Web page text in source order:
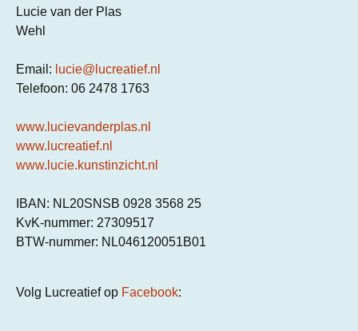
Lucie van der Plas
Wehl
Email: lucie@lucreatief.nl
Telefoon: 06 2478 1763
www.lucievanderplas.nl
www.lucreatief.nl
www.lucie.kunstinzicht.nl
IBAN: NL20SNSB 0928 3568 25
KvK-nummer: 27309517
BTW-nummer: NL046120051B01
Volg Lucreatief op Facebook: